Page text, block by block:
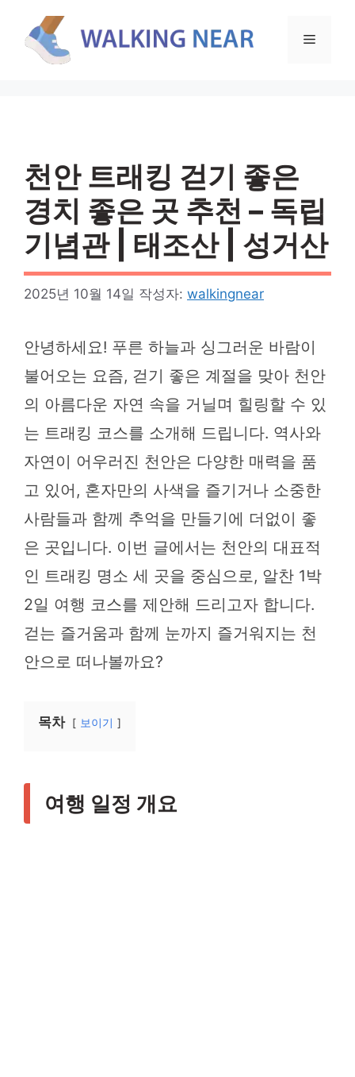
메
천안 트래킹 걷기 좋은
경치 좋은 곳 추천 – 독립
기념관 | 태조산 | 성거산
2025년 10월 14일 작성자: walkingnear
안녕하세요! 푸른 하늘과 싱그러운 바람이
불어오는 요즘, 걷기 좋은 계절을 맞아 천안
의 아름다운 자연 속을 거닐며 힐링할 수 있
는 트래킹 코스를 소개해 드립니다. 역사와
자연이 어우러진 천안은 다양한 매력을 품
고 있어, 혼자만의 사색을 즐기거나 소중한
사람들과 함께 추억을 만들기에 더없이 좋
은 곳입니다. 이번 글에서는 천안의 대표적
인 트래킹 명소 세 곳을 중심으로, 알찬 1박
2일 여행 코스를 제안해 드리고자 합니다.
걷는 즐거움과 함께 눈까지 즐거워지는 천
안으로 떠나볼까요?
목차 보이기
여행 일정 개요